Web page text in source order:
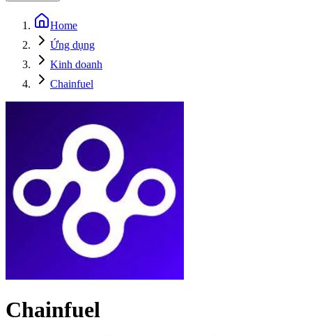
Home
Ứng dụng
Kinh doanh
Chainfuel
Chainfuel